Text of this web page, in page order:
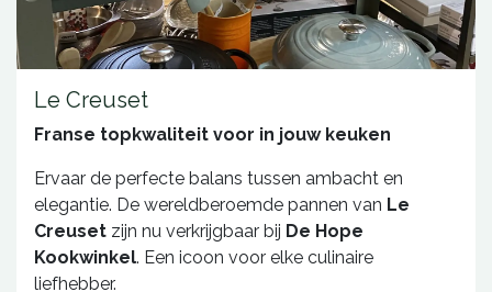
Le Creuset
Franse topkwaliteit voor in jouw keuken
Ervaar de perfecte balans tussen ambacht en
elegantie. De wereldberoemde pannen van Le
Creuset zijn nu verkrijgbaar bij De Hope
Kookwinkel. Een icoon voor elke culinaire
liefhebber.